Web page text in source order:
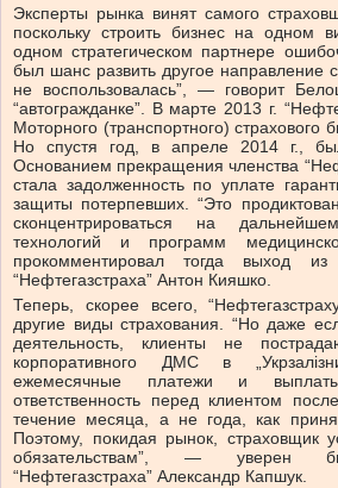
Эксперты рынка винят самого
поскольку строить бизнес на одном
одном стратегическом партнере
был шанс развить другое направление
не воспользовалась”, — говорит
“автогражданке”. В марте 2013 г.
Моторного (транспортного)
Но спустя год, в апреле 2014 г.,
Основанием прекращения членства
стала задолженность по уплате
защиты потерпевших. “Это
сконцентрироваться на
технологий и программ
прокомментировал тогда выход
“Нефтегазстраха” Антон Кияшко.
Теперь, скорее всего,
другие виды страхования. “Но даже
деятельность, клиенты не
корпоративного ДМС в
ежемесячные платежи и
ответственность перед клиентом
течение месяца, а не года, как
Поэтому, покидая рынок, страховщик
обязательствам”, — уверен
“Нефтегазстраха” Александр Капшук.